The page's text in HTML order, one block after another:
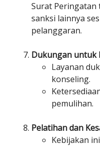
Surat Peringatan
sanksi lainnya
pelanggaran.
Dukungan untuk
Layanan
konseling.
pemulihan.
Pelatihan dan
Kebijakan